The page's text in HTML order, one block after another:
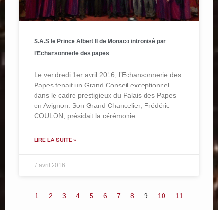
S.A.S le Prince Albert II de Monaco intronisé par
l’Echansonnerie des papes
Le vendredi 1er avril 2016, l’Echansonnerie des
Papes tenait un Grand Conseil exceptionnel
dans le cadre prestigieux du Palais des Papes
en Avignon. Son Grand Chancelier, Frédéric
COULON, présidait la cérémonie
LIRE LA SUITE »
7 avril 2016
1 2 3 4 5 6 7 8 9 10 11